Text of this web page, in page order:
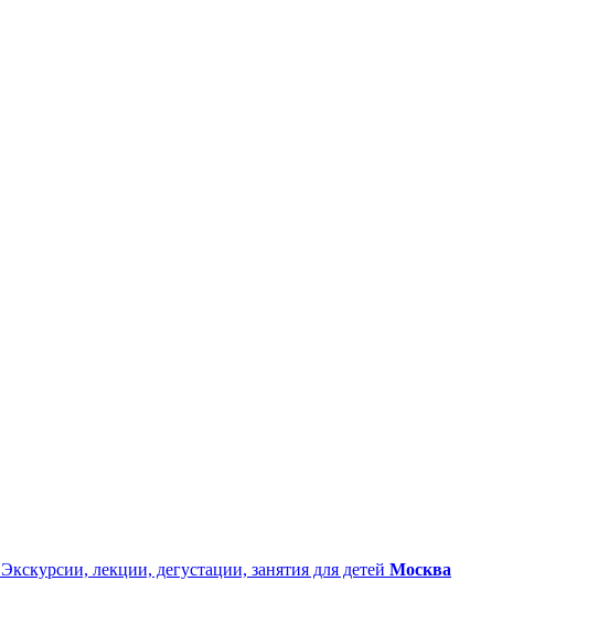
Экскурсии, лекции, дегустации, занятия для детей Москва